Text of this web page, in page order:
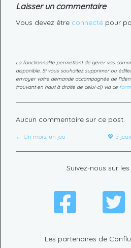
Laisser un commentaire
Vous devez être connecté pour
La fonctionnalité permettant de gérer vos
disponible. Si vous souhaitez supprimer ou
envoyer votre demande accompagnée de
trouvant en haut à droite de celui-ci) via ce
Aucun commentaire sur ce post.
← Un mois, un jeu 💖 5
Les partenaires de
Suivez-nous sur